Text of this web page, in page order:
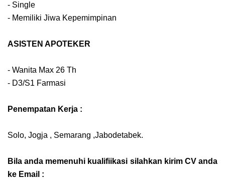
- Single
- Memiliki Jiwa Kepemimpinan
ASISTEN APOTEKER
- Wanita Max 26 Th
- D3/S1 Farmasi
Penempatan Kerja :
Solo, Jogja , Semarang ,Jabodetabek.
Bila anda memenuhi kualifiikasi silahkan kirim CV anda
ke Email :